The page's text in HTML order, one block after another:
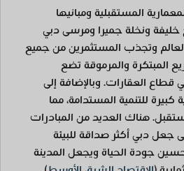
المستقبلية ومبانيها
خليفة ونخلة جميرا ومرسى دبي
وتجذب المستثمرين من جميع
المبتكرة والمرموقة تضع
قطاع العقارات. وبالإضافة إلى
للتنمية المستدامة، مما
هناك العديد من المبادرات
جعل دبي أكثر صداقة للبيئة
جودة الحياة ويجعل المدينة